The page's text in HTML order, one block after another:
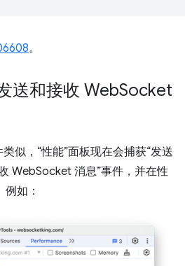
。
送和接收 WebSocket
似，“性能”面板现在会捕获“发送
WebSocket 消息”事件，并在性
例如：